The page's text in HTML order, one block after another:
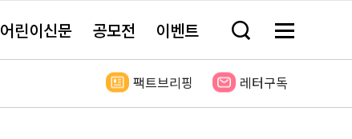
어린이신문 공모전 이벤트 검
창
기
메
전
보
팩트브리핑 레터구독